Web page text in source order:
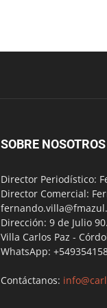
SOBRE NOSOTROS
Director Periodístico:
Director Comercial:
Dirección: 9 de Julio
Villa Carlos Paz -
WhatsApp:
Contáctanos: